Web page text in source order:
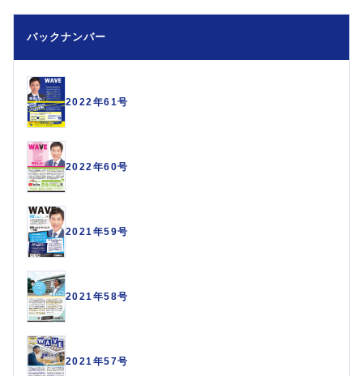
バックナンバー
2022年61号
2022年60号
2021年59号
2021年58号
2021年57号